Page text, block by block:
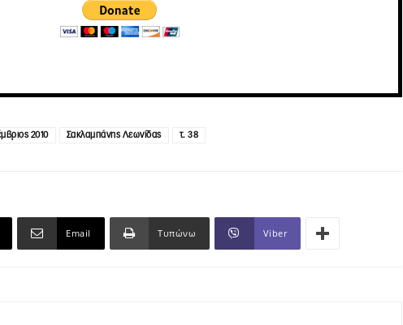
2010 Σακλαμπάνης Λεωνίδας τ. 38
Email Τυπώνω Viber